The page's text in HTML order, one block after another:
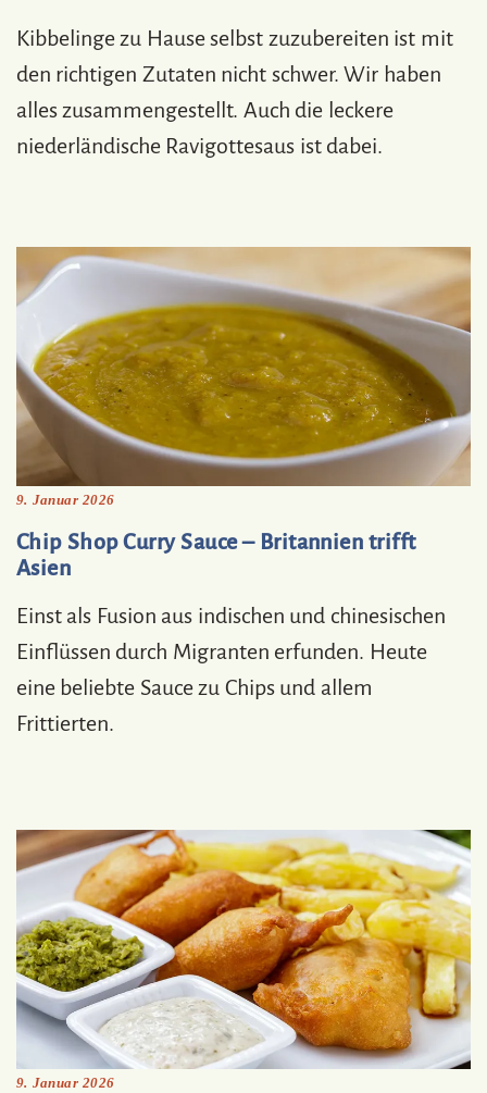
Kibbelinge zu Hause selbst zuzubereiten ist mit
den richtigen Zutaten nicht schwer. Wir haben
alles zusammengestellt. Auch die leckere
niederländische Ravigottesaus ist dabei.
9. Januar 2026
Chip Shop Curry Sauce – Britannien trifft
Asien
Einst als Fusion aus indischen und chinesischen
Einflüssen durch Migranten erfunden. Heute
eine beliebte Sauce zu Chips und allem
Frittierten.
9. Januar 2026